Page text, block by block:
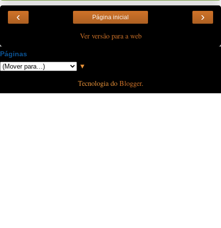
‹ ›
Página inicial
Ver versão para a web
Páginas
▼
Tecnologia do Blogger.